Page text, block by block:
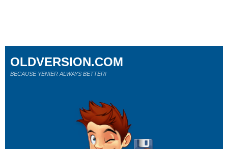
OLDVERSION.COM
BECAUSE YENİER ALWAYS BETTER!